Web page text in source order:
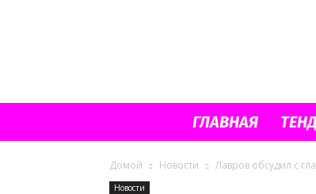
ГЛАВНАЯ
Домой Новости Лавров обсудил с
Новости